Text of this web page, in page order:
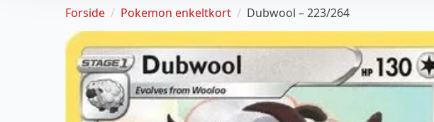
Forside Pokemon enkeltkort Dubwool – 223/264